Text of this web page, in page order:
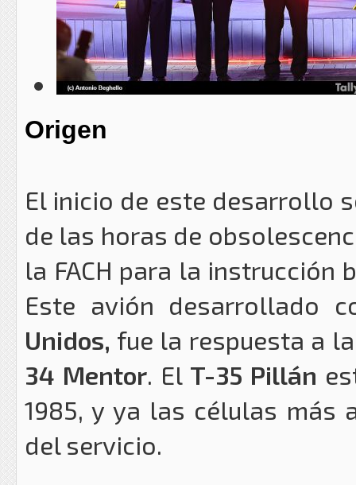
Origen
El inicio de este desarrollo
de las horas de
la FACH para la
Este avión desarrollado
Unidos, fue la respuesta a
34 Mentor. El T-35 Pillán
1985, y ya las células más
del servicio.